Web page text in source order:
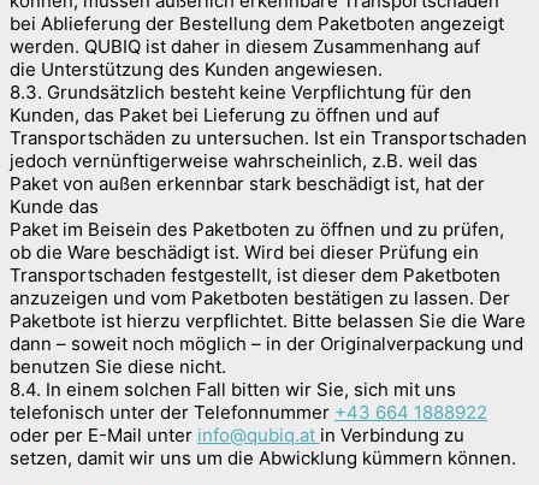
bei Ablieferung der Bestellung dem Paketboten angezeigt
werden. QUBIQ ist daher in diesem Zusammenhang auf
die Unterstützung des Kunden angewiesen.
8.3. Grundsätzlich besteht keine Verpflichtung für den
Kunden, das Paket bei Lieferung zu öffnen und auf
Transportschäden zu untersuchen. Ist ein Transportschaden
jedoch vernünftigerweise wahrscheinlich, z.B. weil das
Paket von außen erkennbar stark beschädigt ist, hat der
Kunde das
Paket im Beisein des Paketboten zu öffnen und zu prüfen,
ob die Ware beschädigt ist. Wird bei dieser Prüfung ein
Transportschaden festgestellt, ist dieser dem Paketboten
anzuzeigen und vom Paketboten bestätigen zu lassen. Der
Paketbote ist hierzu verpflichtet. Bitte belassen Sie die Ware
dann – soweit noch möglich – in der Originalverpackung und
benutzen Sie diese nicht.
8.4. In einem solchen Fall bitten wir Sie, sich mit uns
telefonisch unter der Telefonnummer +43 664 1888922
oder per E-Mail unter info@qubiq.at in Verbindung zu
setzen, damit wir uns um die Abwicklung kümmern können.